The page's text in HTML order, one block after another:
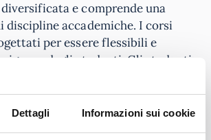
Dettagli Informazioni sui cookie
e comprende una
discipline accademiche. I corsi
per essere flessibili e
degli studenti. Gli studenti
risorse didattiche di alta qualità,
e il supporto di tutor esperti.
permette agli studenti di
individuale, consentendo loro di